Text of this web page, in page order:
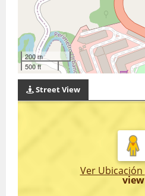
200 m
500 ft
Street View
Ver Ubicación
view